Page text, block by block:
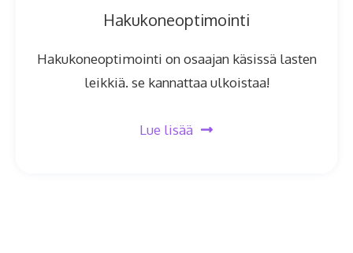
Hakukoneoptimointi
Hakukoneoptimointi on osaajan käsissä lasten
leikkiä. se kannattaa ulkoistaa!
Lue lisää